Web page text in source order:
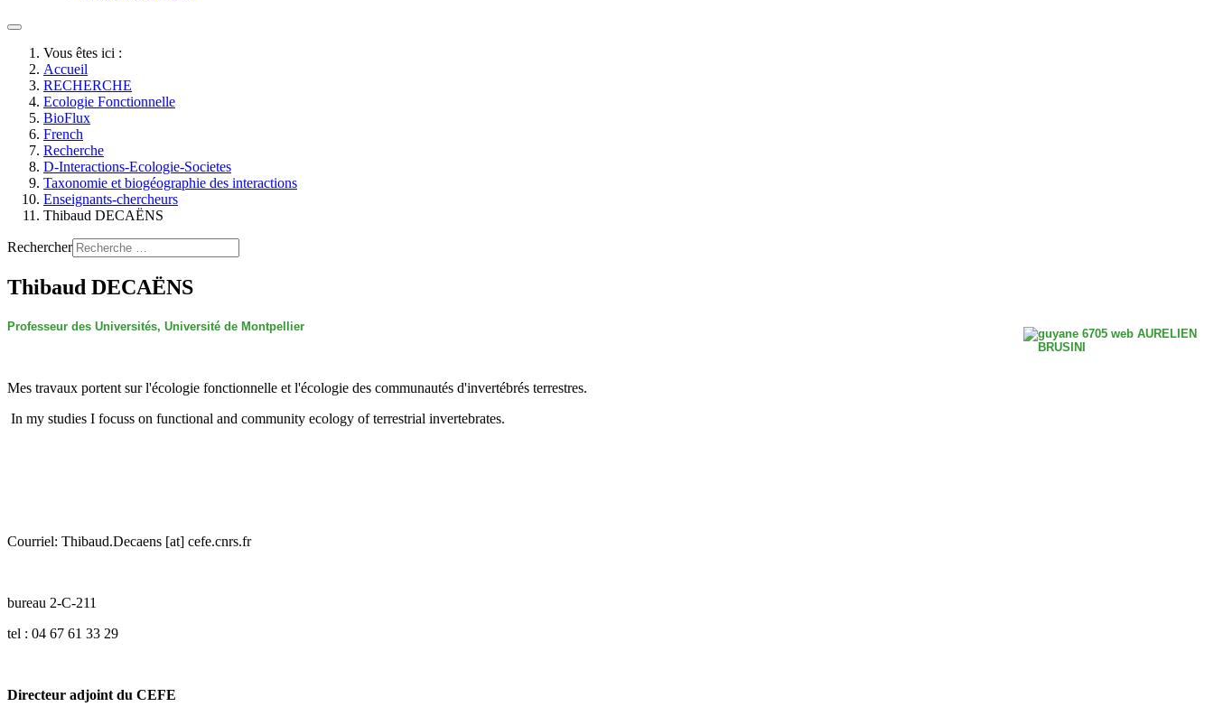
Vous êtes ici :
Accueil
RECHERCHE
Ecologie Fonctionnelle
BioFlux
French
Recherche
D-Interactions-Ecologie-Societes
Taxonomie et biogéographie des interactions
Enseignants-chercheurs
Thibaud DECAËNS
Rechercher
Thibaud DECAËNS
Professeur des Universités, Université de Montpellier
Mes travaux portent sur l'écologie fonctionnelle et l'écologie des communautés d'invertébrés terrestres.
In my studies I focuss on functional and community ecology of terrestrial invertebrates.
Courriel: Thibaud.Decaens [at] cefe.cnrs.fr
bureau 2-C-211
tel : 04 67 61 33 29
Directeur adjoint du CEFE